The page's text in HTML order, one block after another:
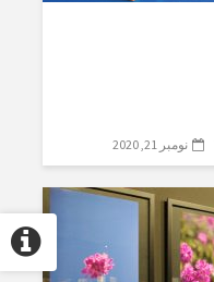
نومبر 21, 2020